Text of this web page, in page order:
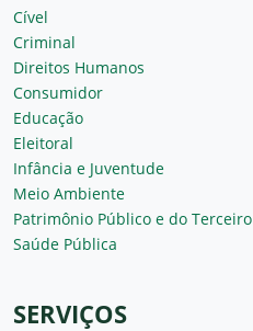
Cível
Criminal
Direitos Humanos
Consumidor
Educação
Eleitoral
Infância e Juventude
Meio Ambiente
Patrimônio Público e do Terceiro
Saúde Pública
SERVIÇOS